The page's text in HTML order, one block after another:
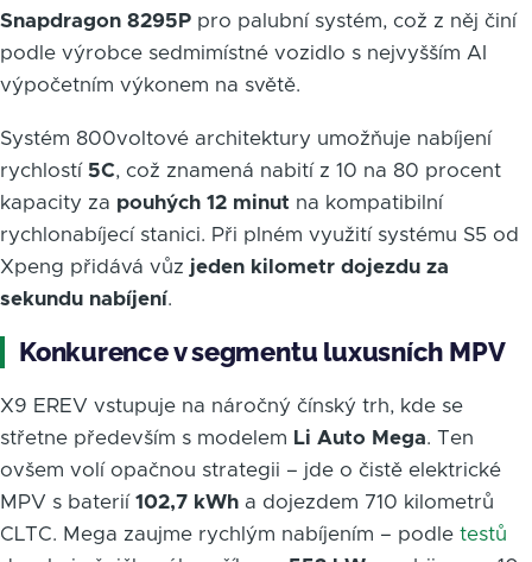
Snapdragon 8295P pro palubní systém, což z něj činí
podle výrobce sedmimístné vozidlo s nejvyšším AI
výpočetním výkonem na světě.
Systém 800voltové architektury umožňuje nabíjení
rychlostí 5C, což znamená nabití z 10 na 80 procent
kapacity za pouhých 12 minut na kompatibilní
rychlonabíjecí stanici. Při plném využití systému S5 od
Xpeng přidává vůz jeden kilometr dojezdu za
sekundu nabíjení.
Konkurence v segmentu luxusních MPV
X9 EREV vstupuje na náročný čínský trh, kde se
střetne především s modelem Li Auto Mega. Ten
ovšem volí opačnou strategii – jde o čistě elektrické
MPV s baterií 102,7 kWh a dojezdem 710 kilometrů
CLTC. Mega zaujme rychlým nabíjením – podle testů